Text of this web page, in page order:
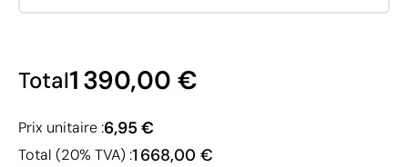
Total1 390,00 €
Prix unitaire :6,95 €
Total (20% TVA) :1 668,00 €